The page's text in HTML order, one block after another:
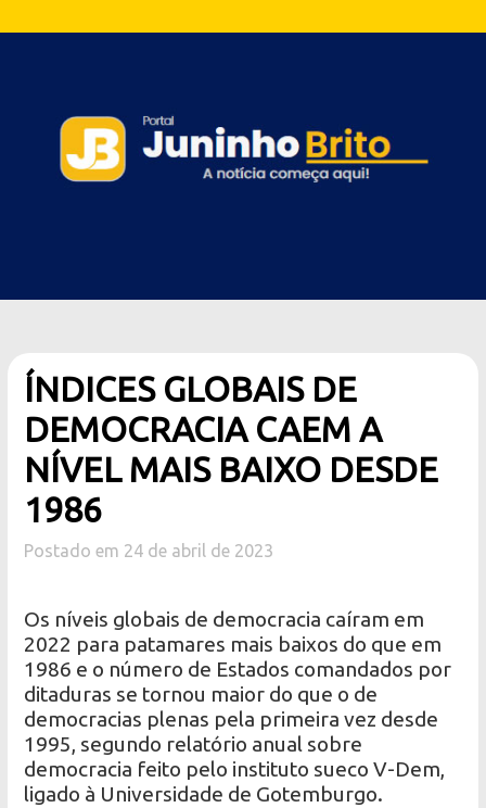
ÍNDICES GLOBAIS DE
DEMOCRACIA CAEM A
NÍVEL MAIS BAIXO DESDE
1986
Postado em 24 de abril de 2023
Os níveis globais de democracia caíram em
2022 para patamares mais baixos do que em
1986 e o número de Estados comandados por
ditaduras se tornou maior do que o de
democracias plenas pela primeira vez desde
1995, segundo relatório anual sobre
democracia feito pelo instituto sueco V-Dem,
ligado à Universidade de Gotemburgo.